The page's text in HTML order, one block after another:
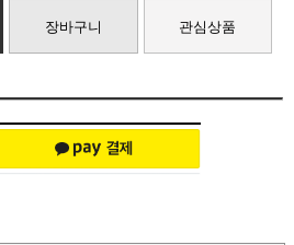
장바구니 관심상품